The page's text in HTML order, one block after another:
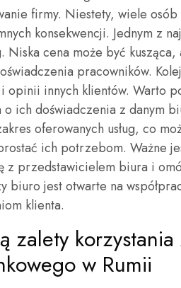
firmy. Niestety, wiele
konsekwencji. Jednym z
Niska cena może być
pracowników.
opinii innych klientów. Warto
o ich doświadczenia z danym
oferowanych usług, co
ich potrzebom. Ważne
z przedstawicielem biura i
biuro jest otwarte na
klienta.
zalety
w Rumii